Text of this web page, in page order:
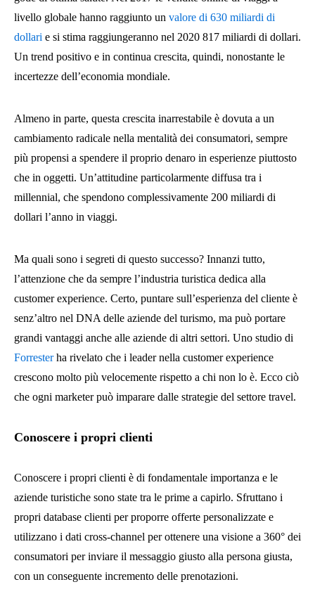
livello globale hanno raggiunto un valore di 630 miliardi di
dollari e si stima raggiungeranno nel 2020 817 miliardi di dollari.
Un trend positivo e in continua crescita, quindi, nonostante le
incertezze dell’economia mondiale.
Almeno in parte, questa crescita inarrestabile è dovuta a un
cambiamento radicale nella mentalità dei consumatori, sempre
più propensi a spendere il proprio denaro in esperienze piuttosto
che in oggetti. Un’attitudine particolarmente diffusa tra i
millennial, che spendono complessivamente 200 miliardi di
dollari l’anno in viaggi.
Ma quali sono i segreti di questo successo? Innanzi tutto,
l’attenzione che da sempre l’industria turistica dedica alla
customer experience. Certo, puntare sull’esperienza del cliente è
senz’altro nel DNA delle aziende del turismo, ma può portare
grandi vantaggi anche alle aziende di altri settori. Uno studio di
Forresterha rivelato che i leader nella customer experience
crescono molto più velocemente rispetto a chi non lo è. Ecco ciò
che ogni marketer può imparare dalle strategie del settore travel.
Conoscere i propri clienti
Conoscere i propri clienti è di fondamentale importanza e le
aziende turistiche sono state tra le prime a capirlo. Sfruttano i
propri database clienti per proporre offerte personalizzate e
utilizzano i dati cross-channel per ottenere una visione a 360° dei
consumatori per inviare il messaggio giusto alla persona giusta,
con un conseguente incremento delle prenotazioni.